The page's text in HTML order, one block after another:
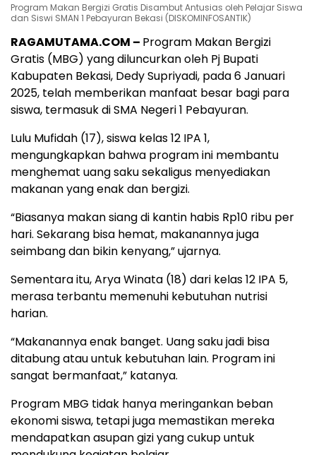
Program Makan Bergizi Gratis Disambut Antusias oleh Pelajar Siswa
dan Siswi SMAN 1 Pebayuran Bekasi (DISKOMINFOSANTIK)
RAGAMUTAMA.COM – Program Makan Bergizi
Gratis (MBG) yang diluncurkan oleh Pj Bupati
Kabupaten Bekasi, Dedy Supriyadi, pada 6 Januari
2025, telah memberikan manfaat besar bagi para
siswa, termasuk di SMA Negeri 1 Pebayuran.
Lulu Mufidah (17), siswa kelas 12 IPA 1,
mengungkapkan bahwa program ini membantu
menghemat uang saku sekaligus menyediakan
makanan yang enak dan bergizi.
“Biasanya makan siang di kantin habis Rp10 ribu per
hari. Sekarang bisa hemat, makanannya juga
seimbang dan bikin kenyang,” ujarnya.
Sementara itu, Arya Winata (18) dari kelas 12 IPA 5,
merasa terbantu memenuhi kebutuhan nutrisi
harian.
“Makanannya enak banget. Uang saku jadi bisa
ditabung atau untuk kebutuhan lain. Program ini
sangat bermanfaat,” katanya.
Program MBG tidak hanya meringankan beban
ekonomi siswa, tetapi juga memastikan mereka
mendapatkan asupan gizi yang cukup untuk